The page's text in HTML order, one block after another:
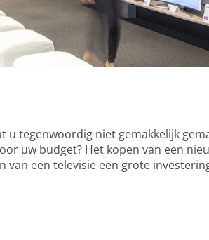
tegenwoordig niet gemakkelijk
uw budget? Het kopen van een
een televisie een grote